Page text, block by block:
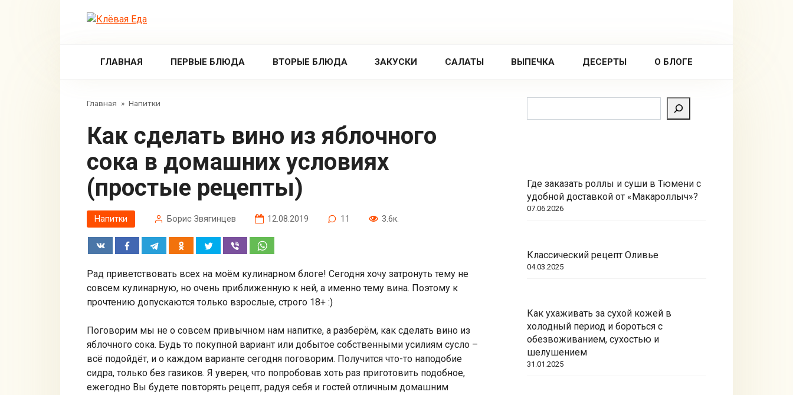
ГЛАВНАЯ ПЕРВЫЕ БЛЮДА ВТОРЫЕ БЛЮДА ЗАКУСКИ САЛАТЫ ВЫПЕЧКА ДЕСЕРТЫ О БЛОГЕ
Главная » Напитки
Как сделать вино из яблочного
сока в домашних условиях
(простые рецепты)
Напитки Борис Звягинцев 12.08.2019 11 3.6к.
Рад приветствовать всех на моём кулинарном блоге! Сегодня хочу затронуть тему не
совсем кулинарную, но очень приближенную к ней, а именно тему вина. Поэтому к
прочтению допускаются только взрослые, строго 18+ :)
Поговорим мы не о совсем привычном нам напитке, а разберём, как сделать вино из
яблочного сока. Будь то покупной вариант или добытое собственными усилиям сусло –
всё подойдёт, и о каждом варианте сегодня поговорим. Получится что-то наподобие
сидра, только без газиков. Я уверен, что попробовав хоть раз приготовить подобное,
ежегодно Вы будете повторять рецепт, радуя себя и гостей отличным домашним
Где заказать роллы и суши в Тюмени с
удобной доставкой от «Макароллыч»?
07.06.2026
Классический рецепт Оливье
04.03.2025
Как ухаживать за сухой кожей в
холодный период и бороться с
обезвоживанием, сухостью и
шелушением
31.01.2025